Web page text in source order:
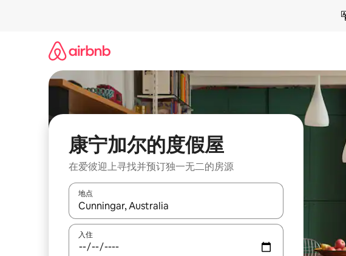
康宁加尔的度假屋
在爱彼迎上寻找并预订独一无二的房源
地点
如有搜索结果，请使用上下方向键查看，或通过点击或滑动手势浏览。
入住